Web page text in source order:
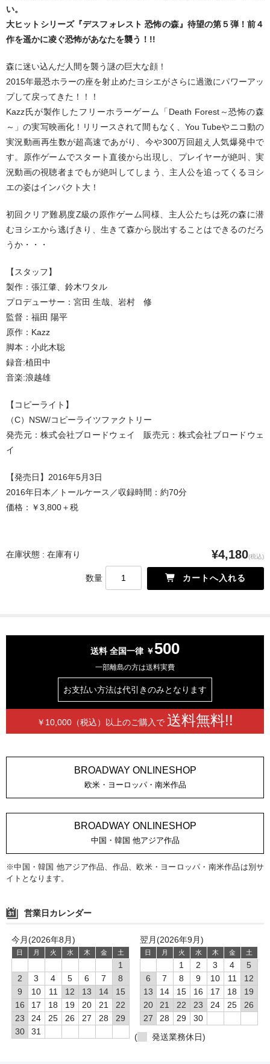
感動体験！アンビリーバボー
サトウトシキ監督作品
今岡信治監督作品
エロス・Vアニメ エロス
WTCC WRC
プロレス
子供教育 ▼
その他
い。
大ヒットシリーズ『デスフォレスト 恐怖の森』待望の第５弾！前４
作を遥かに凌ぐ恐怖があなたを襲う！!!
森に迷い込んだ人間を襲う謎の巨大な顔！
2015年最恐ホラーの座を射止めたヨシエがさらに過激にパワーアッ
プして戻ってきた！！！
Kazz氏が製作したフリーホラーゲーム「Death Forest～恐怖の森
～」の実写映画化！リリースされて間もなく、You Tubeやニコ動の
実況動画再生数が超高速であがり、今や300万回超え人気爆発中で
す。原作ゲームでスタート直後から出現し、プレイヤーが絶叫、実
況動画の視聴者までもが絶叫してしまう、主人公を追ってくるヨシ
エの姿はインパクト大！
初回クリア難易度Z級の原作ゲーム同様、主人公たちは死の森に潜
むヨシエから逃げきり、生きて森から脱出することはできるのだろ
うか・・・
【スタッフ】
製作：張江肇、鈴木ワタル
プロデューサー：宮田 生哉、岩村 修
監督：福田 陽平
原作：Kazz
脚本：小此木聡
録音:植田中
音楽:浪越雄
【コピーライト】
（C）NSW/コピーライツファクトリー
発売元：株式会社ブロードウェイ 販売元：株式会社ブロードウェ
イ
【発売日】2016年5月3日
2016年日本／トールケース／収録時間：約70分
価格：￥3,800＋税
在庫状態 : 在庫有り ¥4,180(税込)
数量
送料 全国一律 ￥500
一部離島の方は送料実費
お支払い方法は代引きのみとなります
￥10,000（税込）以上のご購入で 送料無料!!
BROADWAY ONLINESHOP
欧米・ヨーロッパ・南米作品
BROADWAY ONLINESHOP
中国・韓国 他アジア作品
※中国・韓国 他アジア作品、作品、欧米・ヨーロッパ・南米作品は別サ
イトとなります。
営業日カレンダー
今月(2026年8月)
日 月 火 水 木 金 土
1
2
3 4 5 6 7
8
9
10 11 12 13 14
15
16
17 18 19 20 21
22
23
24 25 26 27 28
29
30
31
翌月(2026年9月)
日 月 火 水 木 金 土
1 2 3 4
5
6
7 8 9 10 11
12
13
14 15 16 17 18
19
20
21 22 23 24 25
26
27
28 29
30
(
発送業務休日)